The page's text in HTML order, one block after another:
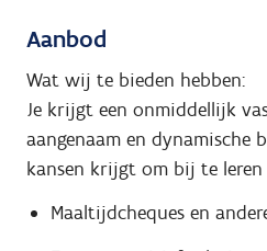
Aanbod
Wat wij te bieden hebben:
Je krijgt een onmiddellijk
aangenaam en dynamische
kansen krijgt om bij te
Maaltijdcheques en